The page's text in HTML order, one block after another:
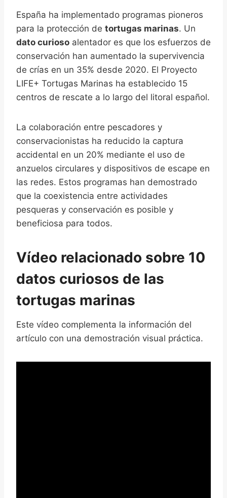
España ha implementado programas pioneros
para la protección de tortugas marinas. Un
dato curioso alentador es que los esfuerzos de
conservación han aumentado la supervivencia
de crías en un 35% desde 2020. El Proyecto
LIFE+ Tortugas Marinas ha establecido 15
centros de rescate a lo largo del litoral español.
La colaboración entre pescadores y
conservacionistas ha reducido la captura
accidental en un 20% mediante el uso de
anzuelos circulares y dispositivos de escape en
las redes. Estos programas han demostrado
que la coexistencia entre actividades
pesqueras y conservación es posible y
beneficiosa para todos.
Vídeo relacionado sobre 10
datos curiosos de las
tortugas marinas
Este vídeo complementa la información del
artículo con una demostración visual práctica.